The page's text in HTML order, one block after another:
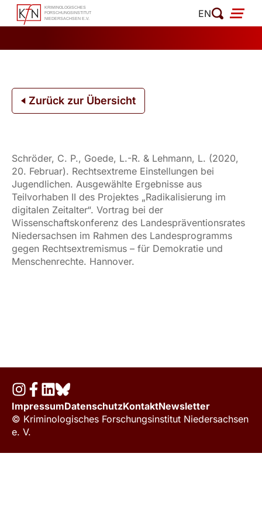
Zum
Inhalt
EN
Zurück zur Übersicht
Schröder, C. P., Goede, L.-R. & Lehmann, L. (2020,
20. Februar). Rechtsextreme Einstellungen bei
Jugendlichen. Ausgewählte Ergebnisse aus
Teilvorhaben II des Projektes „Radikalisierung im
digitalen Zeitalter“. Vortrag bei der
Wissenschaftskonferenz des Landespräventionsrates
Niedersachsen im Rahmen des Landesprogramms
gegen Rechtsextremismus – für Demokratie und
Menschenrechte. Hannover.
ImpressumDatenschutzKontaktNewsletter
© Kriminologisches Forschungsinstitut Niedersachsen
e. V.